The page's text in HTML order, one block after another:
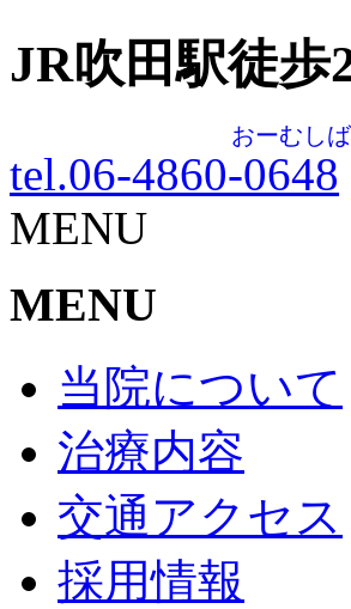
JR吹田駅徒歩
tel.06-4860-0648
おーむしば
MENU
MENU
当院について
治療内容
交通アクセス
採用情報